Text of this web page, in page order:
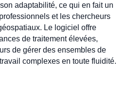
adaptabilité, ce qui en fait un
et les chercheurs
Le logiciel offre
de traitement élevées,
de gérer des ensembles de
complexes en toute fluidité.